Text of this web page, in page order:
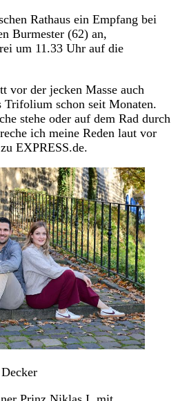
Rathaus ein Empfang bei
Burmester (62) an,
um 11.33 Uhr auf die
vor der jecken Masse auch
Trifolium schon seit Monaten.
stehe oder auf dem Rad durch
ich meine Reden laut vor
EXPRESS.de.